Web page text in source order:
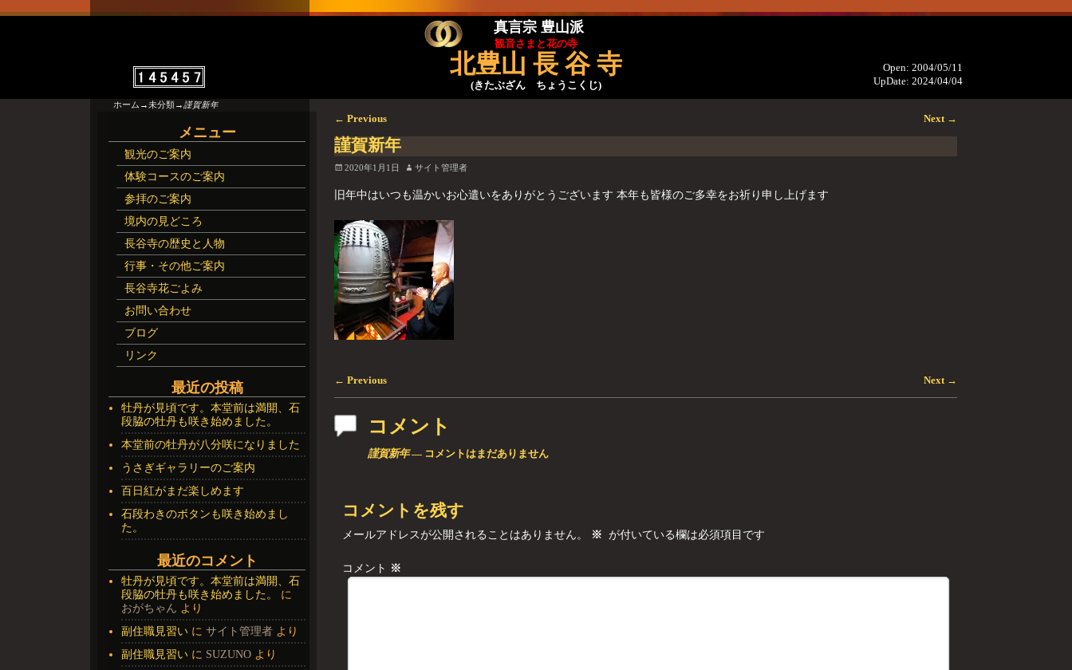
真言宗 豊山派
観音さまと花の寺
北豊山 長 谷 寺
(きたぶざん ちょうこくじ)
Open: 2004/05/11
UpDate: 2024/04/04
ホーム →未分類→謹賀新年
投稿ナビゲーション
← Previous Next →
謹賀新年
2020年1月1日 サイト管理者
旧年中はいつも温かいお心遣いをありがとうございます 本年も皆様のご多幸をお祈り申し上げます
投稿ナビゲーション
← Previous Next →
コメント
謹賀新年— コメントはまだありません
コメントを残す
メールアドレスが公開されることはありません。 ※ が付いている欄は必須項目です
コメント ※
メニュー
観光のご案内
体験コースのご案内
参拝のご案内
境内の見どころ
長谷寺の歴史と人物
行事・その他ご案内
長谷寺花ごよみ
お問い合わせ
ブログ
リンク
最近の投稿
牡丹が見頃です。本堂前は満開、石
段脇の牡丹も咲き始めました。
本堂前の牡丹が八分咲になりました
うさぎギャラリーのご案内
百日紅がまだ楽しめます
石段わきのボタンも咲き始めまし
た。
最近のコメント
牡丹が見頃です。本堂前は満開、石
段脇の牡丹も咲き始めました。
に
おがちゃん より
副住職見習いに サイト管理者より
副住職見習いに SUZUNOより